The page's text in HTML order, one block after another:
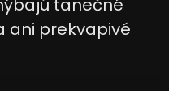
tanečné
ani prekvapivé